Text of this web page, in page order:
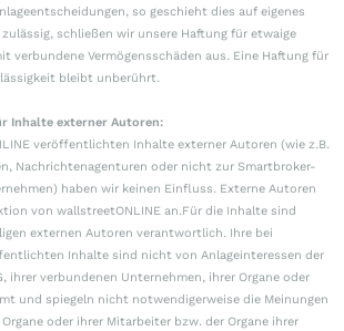
so geschieht dies auf eigenes
schließen wir unsere Haftung für etwaige
verbundene Vermögensschäden aus. Eine Haftung für
bleibt unberührt.
Inhalte externer Autoren:
veröffentlichten Inhalte externer Autoren (wie z.B.
Nachrichtenagenturen oder nicht zur Smartbroker-
haben wir keinen Einfluss. Externe Autoren
von wallstreetONLINE an.Für die Inhalte sind
externen Autoren verantwortlich. Ihre bei
Inhalte sind nicht von Anlageinteressen der
ihrer verbundenen Unternehmen, ihrer Organe oder
und spiegeln nicht notwendigerweise die Meinungen
oder ihrer Mitarbeiter bzw. der Organe ihrer